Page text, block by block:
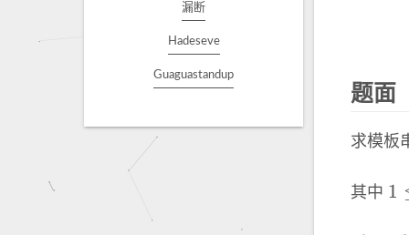
题面
求模板
其中 1
1 ≤
漏断
Hadeseve
Guaguastandup